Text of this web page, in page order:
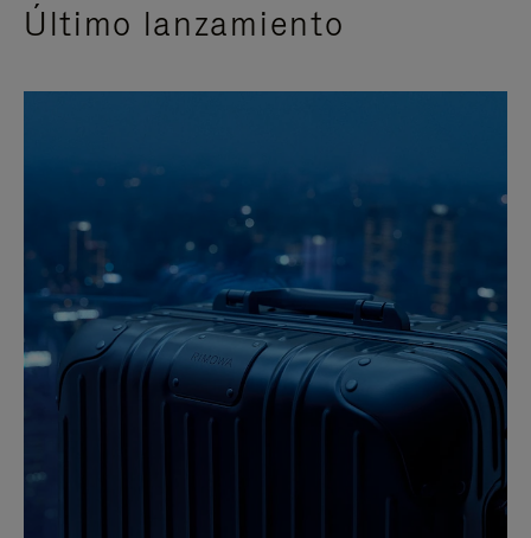
Último lanzamiento